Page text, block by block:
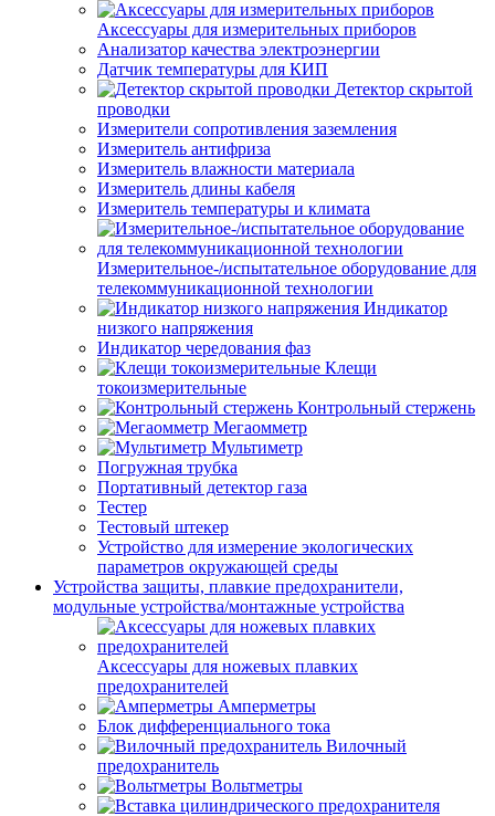
Аксессуары для измерительных приборов
Анализатор качества электроэнергии
Датчик температуры для КИП
Детектор скрытой
проводки
Измерители сопротивления заземления
Измеритель антифриза
Измеритель влажности материала
Измеритель длины кабеля
Измеритель температуры и климата
Измерительное-/испытательное оборудование для
телекоммуникационной технологии
Индикатор
низкого напряжения
Индикатор чередования фаз
Клещи
токоизмерительные
Контрольный стержень
Мегаомметр
Мультиметр
Погружная трубка
Портативный детектор газа
Тестер
Тестовый штекер
Устройство для измерение экологических
параметров окружающей среды
Устройства защиты, плавкие предохранители,
модульные устройства/монтажные устройства
Аксессуары для ножевых плавких
предохранителей
Амперметры
Блок дифференциального тока
Вилочный
предохранитель
Вольтметры